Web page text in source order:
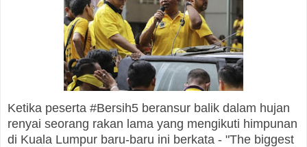
Ketika peserta #Bersih5 beransur balik dalam hujan
renyai seorang rakan lama yang mengikuti himpunan
di Kuala Lumpur baru-baru ini berkata - "The biggest